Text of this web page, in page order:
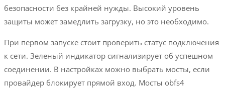
безопасности без крайней нужды. Высокий уровень
защиты может замедлить загрузку, но это необходимо.
При первом запуске стоит проверить статус подключения
к сети. Зеленый индикатор сигнализирует об успешном
соединении. В настройках можно выбрать мосты, если
провайдер блокирует прямой вход. Мосты obfs4